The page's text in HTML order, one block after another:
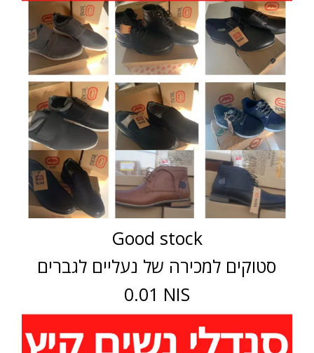
Good stock
סטוקים למכירה של נעליים לגברים
0.01 NIS